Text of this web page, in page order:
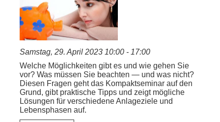
Samstag, 29. April 2023 10:00 - 17:00
Welche Möglichkeiten gibt es und wie gehen Sie
vor? Was müssen Sie beachten — und was nicht?
Diesen Fragen geht das Kompaktseminar auf den
Grund, gibt praktische Tipps und zeigt mögliche
Lösungen für verschiedene Anlageziele und
Lebensphasen auf.